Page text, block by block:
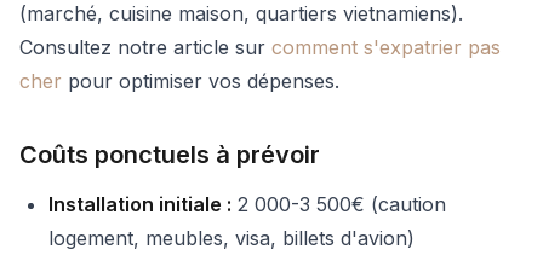
(marché, cuisine maison, quartiers vietnamiens).
Consultez notre article sur comment s'expatrier pas
cher pour optimiser vos dépenses.
Coûts ponctuels à prévoir
Installation initiale : 2 000-3 500€ (caution
logement, meubles, visa, billets d'avion)